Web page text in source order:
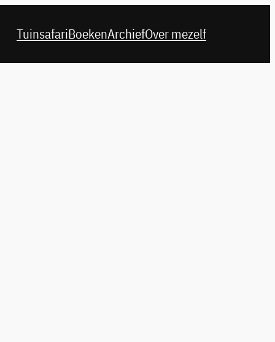
TuinsafariBoekenArchiefOver mezelf